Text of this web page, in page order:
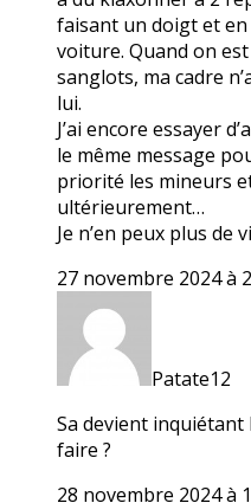
faisant un doigt et
voiture. Quand on
sanglots, ma cadre
lui.
J’ai encore essayer
le même message
priorité les mineurs
ultérieurement…
Je n’en peux plus de
27 novembre 2024 à
Patate12
Sa devient
faire ?
28 novembre 2024 à